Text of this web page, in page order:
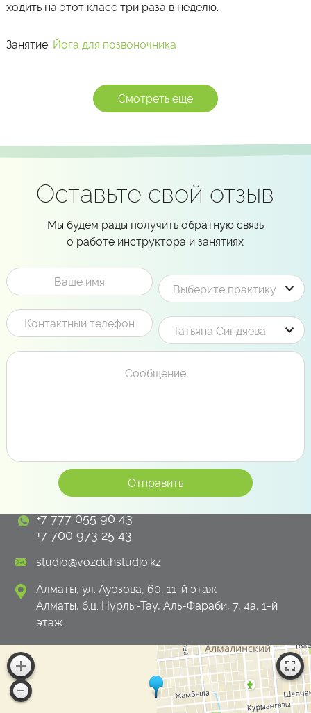
ходить на этот класс три раза в неделю.
Занятие: Йога для позвоночника
Смотреть еще
Оставьте свой отзыв
Мы будем рады получить обратную связь
о работе инструктора и занятиях
+7 777 055 90 43
+7 700 973 25 43
studio@vozduhstudio.kz
Алматы, ул. Ауэзова, 60, 11-й этаж
Алматы, б.ц. Нурлы-Тау, Аль-Фараби, 7, 4а, 1-й
этаж